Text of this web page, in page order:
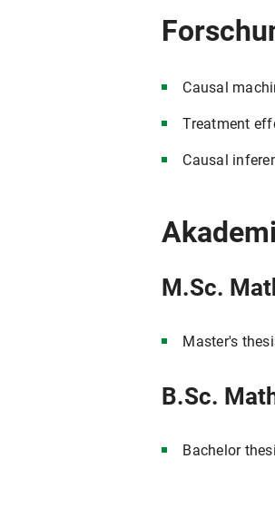
Causal
Treatment
Causal
M.Sc.
Master's
B.Sc.
Bachelor